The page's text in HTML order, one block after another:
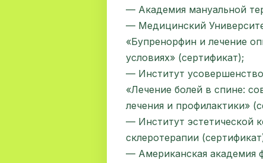
— Академия мануальной
— Медицинский
«Бупренорфин и лечение
условиях» (сертификат);
— Институт
«Лечение болей в спине:
лечения и профилактики»
— Институт эстетической
склеротерапии
— Американская академия